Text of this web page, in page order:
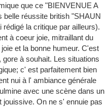
que ce "BIENVENUE A
belle réussite british "SHAUN
la critique par ailleurs).
à coeur joie, mitraillant du
et la bonne humeur. C'est
à souhait. Les situations
c' est parfaitement bien
nui à l' ambiance générale
avec une scène dans un
On ne s' ennuie pas